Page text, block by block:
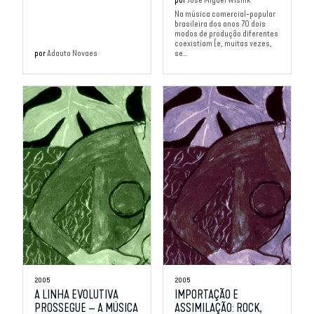
porAdauto Novaes
Na música comercial-popular
brasileira dos anos 70 dois
modos de produção diferentes
coexistiam (e, muitas vezes,
se...
2005
A LINHA EVOLUTIVA
PROSSEGUE – A MÚSICA
2005
IMPORTAÇÃO E
ASSIMILAÇÃO: ROCK,